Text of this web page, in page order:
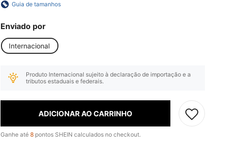
Guia de tamanhos
Enviado por
Internacional
Produto Internacional sujeito à declaração de importação e a
tributos estaduais e federais.
ADICIONAR AO CARRINHO
Ganhe até 8 pontos SHEIN calculados no checkout.